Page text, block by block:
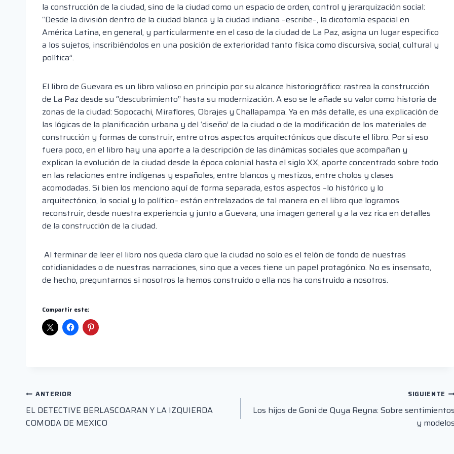
la construcción de la ciudad, sino de la ciudad como un espacio de orden, control y jerarquización social:
“Desde la división dentro de la ciudad blanca y la ciudad indiana –escribe–, la dicotomía espacial en
América Latina, en general, y particularmente en el caso de la ciudad de La Paz, asigna un lugar especifico
a los sujetos, inscribiéndolos en una posición de exterioridad tanto física como discursiva, social, cultural y
política”.
El libro de Guevara es un libro valioso en principio por su alcance historiográfico: rastrea la construcción
de La Paz desde su “descubrimiento” hasta su modernización. A eso se le añade su valor como historia de
zonas de la ciudad: Sopocachi, Miraflores, Obrajes y Challapampa. Ya en más detalle, es una explicación de
las lógicas de la planificación urbana y del ‘diseño’ de la ciudad o de la modificación de los materiales de
construcción y formas de construir, entre otros aspectos arquitectónicos que discute el libro. Por si eso
fuera poco, en el libro hay una aporte a la descripción de las dinámicas sociales que acompañan y
explican la evolución de la ciudad desde la época colonial hasta el siglo XX, aporte concentrado sobre todo
en las relaciones entre indígenas y españoles, entre blancos y mestizos, entre cholos y clases
acomodadas. Si bien los menciono aquí de forma separada, estos aspectos –lo histórico y lo
arquitectónico, lo social y lo político– están entrelazados de tal manera en el libro que logramos
reconstruir, desde nuestra experiencia y junto a Guevara, una imagen general y a la vez rica en detalles
de la construcción de la ciudad.
Al terminar de leer el libro nos queda claro que la ciudad no solo es el telón de fondo de nuestras
cotidianidades o de nuestras narraciones, sino que a veces tiene un papel protagónico. No es insensato,
de hecho, preguntarnos si nosotros la hemos construido o ella nos ha construido a nosotros.
Compartir este:
Navegación
de
ANTERIOR
EL DETECTIVE BERLASCOARAN Y LA IZQUIERDA
COMODA DE MEXICO
SIGUIENTE
Los hijos de Goni de Quya Reyna: Sobre
y